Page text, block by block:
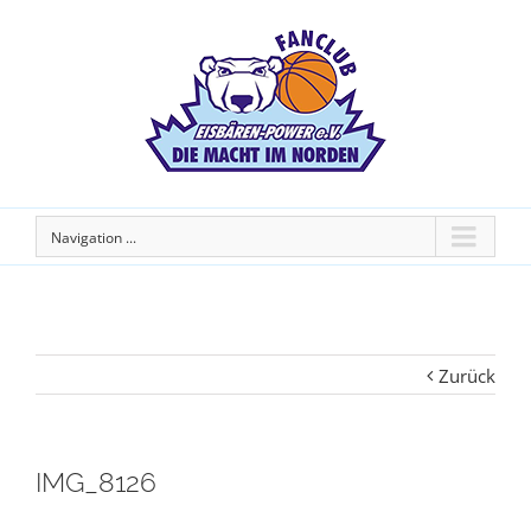
Navigation ...
Zurück
IMG_8126